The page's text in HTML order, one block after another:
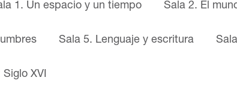
1. Un espacio y un tiempo Sala 2. El
Sala 5. Lenguaje y escritura
XVI